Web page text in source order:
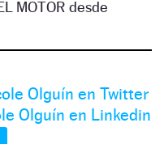
MOTOR desde
Olguín en Twitter
Olguín en Linkedin